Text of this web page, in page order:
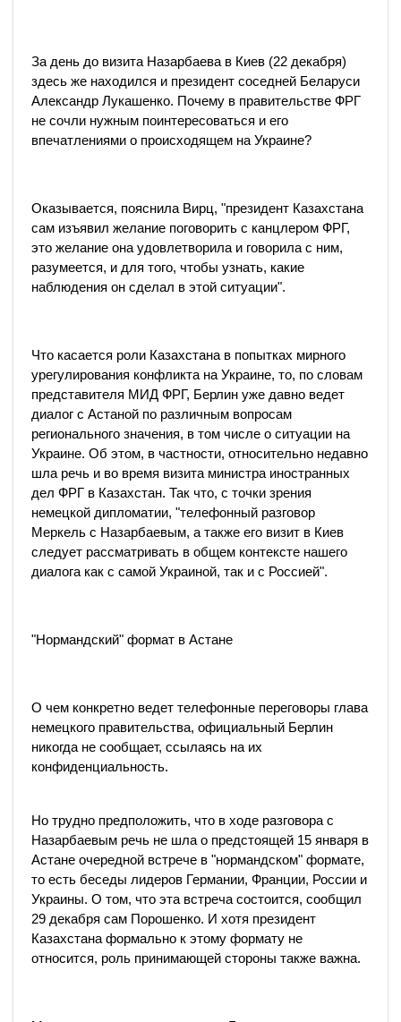
За день до визита Назарбаева в Киев (22 декабря)
здесь же находился и президент соседней Беларуси
Александр Лукашенко. Почему в правительстве ФРГ
не сочли нужным поинтересоваться и его
впечатлениями о происходящем на Украине?
Оказывается, пояснила Вирц, "президент Казахстана
сам изъявил желание поговорить с канцлером ФРГ,
это желание она удовлетворила и говорила с ним,
разумеется, и для того, чтобы узнать, какие
наблюдения он сделал в этой ситуации".
Что касается роли Казахстана в попытках мирного
урегулирования конфликта на Украине, то, по словам
представителя МИД ФРГ, Берлин уже давно ведет
диалог с Астаной по различным вопросам
регионального значения, в том числе о ситуации на
Украине. Об этом, в частности, относительно недавно
шла речь и во время визита министра иностранных
дел ФРГ в Казахстан. Так что, с точки зрения
немецкой дипломатии, "телефонный разговор
Меркель с Назарбаевым, а также его визит в Киев
следует рассматривать в общем контексте нашего
диалога как с самой Украиной, так и с Россией".
"Нормандский" формат в Астане
О чем конкретно ведет телефонные переговоры глава
немецкого правительства, официальный Берлин
никогда не сообщает, ссылаясь на их
конфиденциальность.
Но трудно предположить, что в ходе разговора с
Назарбаевым речь не шла о предстоящей 15 января в
Астане очередной встрече в "нормандском" формате,
то есть беседы лидеров Германии, Франции, России и
Украины. О том, что эта встреча состоится, сообщил
29 декабря сам Порошенко. И хотя президент
Казахстана формально к этому формату не
относится, роль принимающей стороны также важна.